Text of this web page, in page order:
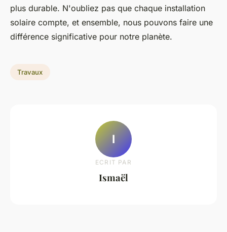
plus durable. N'oubliez pas que chaque installation
solaire compte, et ensemble, nous pouvons faire une
différence significative pour notre planète.
Travaux
I
ECRIT PAR
Ismaël